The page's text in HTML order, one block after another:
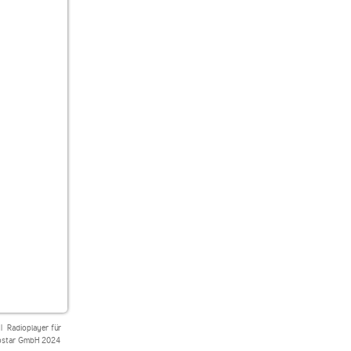
Radioplayer für
GmbH 2024